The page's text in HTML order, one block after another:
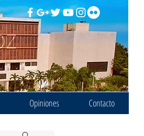
Opiniones Contacto